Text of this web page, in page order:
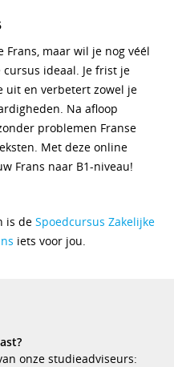
Frans, maar wil je nog véél
ideaal. Je frist je
uit en verbetert zowel je
Na afloop
problemen Franse
Met deze online
Frans naar B1-niveau!
is de Spoedcursus Zakelijke
iets voor jou.
onze studieadviseurs: